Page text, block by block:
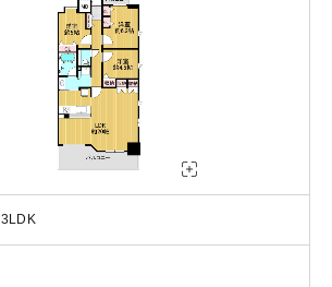
3LDK